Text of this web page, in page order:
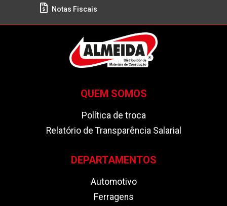
Notas Fiscais
QUEM SOMOS
Política de troca
Relatório de Transparência Salarial
DEPARTAMENTOS
Automotivo
Ferragens